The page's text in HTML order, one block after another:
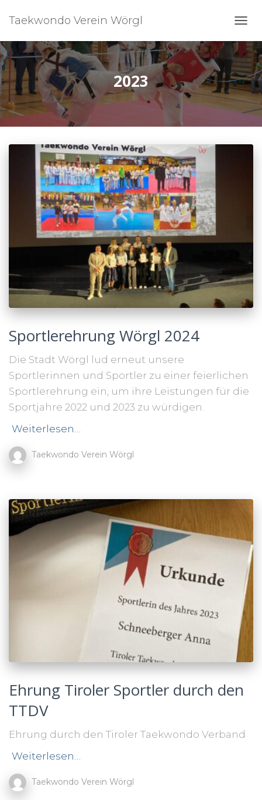
Taekwondo Verein Wörgl
2023
Sportlerehrung Wörgl 2024
Die Stadt Wörgl lud erneut unsere
Sportlerinnen und Sportler zu einer feierlichen
Sportlerehrung ein, um ihre Leistungen für die
Sportjahre 2022 und 2023 zu würdigen.
Weiterlesen…
Taekwondo Verein Wörgl
Ehrung Tiroler Sportler durch den
TTDV
Ehrung durch den Tiroler Taekwondo Verband
Weiterlesen…
Taekwondo Verein Wörgl